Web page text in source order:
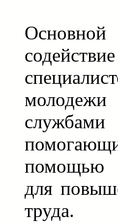
молодежи
службами
помощью
для
труда.